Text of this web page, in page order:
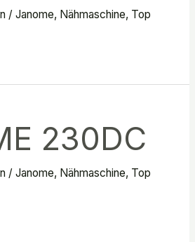
/ Janome, Nähmaschine, Top
230DC
/ Janome, Nähmaschine, Top